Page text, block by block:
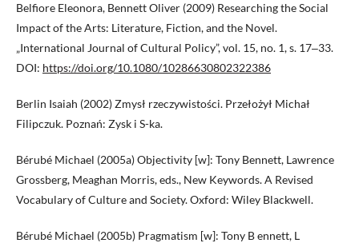
Belfiore Eleonora, Bennett Oliver (2009) Researching the Social
Impact of the Arts: Literature, Fiction, and the Novel.
„International Journal of Cultural Policy”, vol. 15, no. 1, s. 17‒33.
DOI: https://doi.org/10.1080/10286630802322386
Berlin Isaiah (2002) Zmysł rzeczywistości. Przełożył Michał
Filipczuk. Poznań: Zysk i S-ka.
Bérubé Michael (2005a) Objectivity [w]: Tony Bennett, Lawrence
Grossberg, Meaghan Morris, eds., New Keywords. A Revised
Vocabulary of Culture and Society. Oxford: Wiley Blackwell.
Bérubé Michael (2005b) Pragmatism [w]: Tony B ennett, L